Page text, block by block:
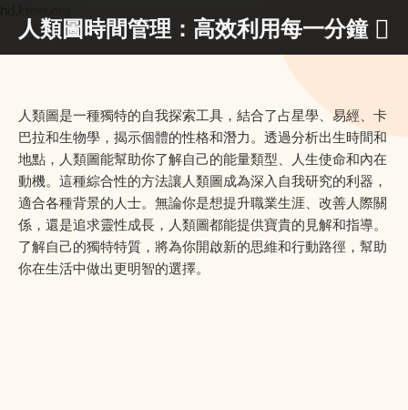
人類圖時間管理：高效利用每一分鐘
人類圖是一種獨特的自我探索工具，結合了占星學、易經、卡
巴拉和生物學，揭示個體的性格和潛力。透過分析出生時間和
地點，人類圖能幫助你了解自己的能量類型、人生使命和內在
動機。這種綜合性的方法讓人類圖成為深入自我研究的利器，
適合各種背景的人士。無論你是想提升職業生涯、改善人際關
係，還是追求靈性成長，人類圖都能提供寶貴的見解和指導。
了解自己的獨特特質，將為你開啟新的思維和行動路徑，幫助
你在生活中做出更明智的選擇。